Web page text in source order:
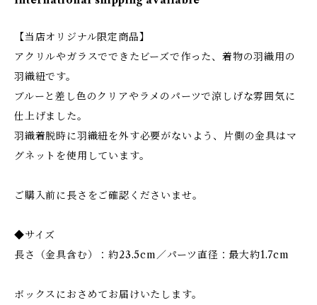
【当店オリジナル限定商品】
アクリルやガラスでできたビーズで作った、着物の羽織用の
羽織紐です。
ブルーと差し色のクリアやラメのパーツで涼しげな雰囲気に
仕上げました。
羽織着脱時に羽織紐を外す必要がないよう、片側の金具はマ
グネットを使用しています。
ご購入前に長さをご確認くださいませ。
◆サイズ
長さ（金具含む）：約23.5cm／パーツ直径：最大約1.7cm
ボックスにおさめてお届けいたします。